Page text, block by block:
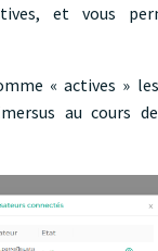
et vous
« actives »
au cours